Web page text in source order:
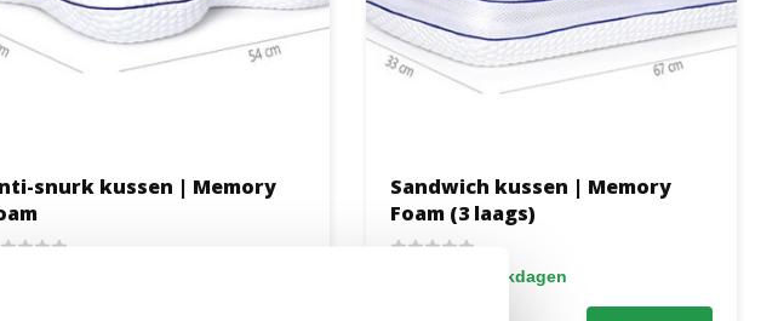
snurk kussen | Memory
Sandwich kussen | Memory
Foam (3 laags)
1 tot 2 werkdagen